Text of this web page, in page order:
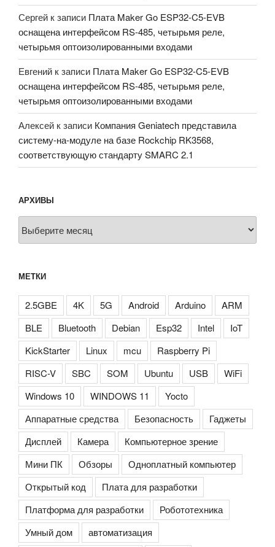
Сергей к записи Плата Maker Go ESP32-C5-EVB
оснащена интерфейсом RS-485, четырьмя реле,
четырьмя оптоизолированными входами
Евгений к записи Плата Maker Go ESP32-C5-EVB
оснащена интерфейсом RS-485, четырьмя реле,
четырьмя оптоизолированными входами
Алексей к записи Компания Geniatech представила
систему-на-модуле на базе Rockchip RK3568,
соответствующую стандарту SMARC 2.1
АРХИВЫ
МЕТКИ
2.5GBE 4K 5G Android Arduino
ARM
BLE
Bluetooth Debian Esp32 Intel
IoT
KickStarter
Linux mcu
Raspberry Pi
RISC-V
SBC SOM Ubuntu USB
WiFi
Windows 10
WINDOWS 11
Yocto
Аппаратные средства
Безопасность
Гаджеты
Дисплей
Камера
Компьютерное зрение
Мини ПК
Обзоры
Одноплатный компьютер
Открытый код
Плата для разработки
Платформа для разработки
Робототехника
Умный дом
автоматизация